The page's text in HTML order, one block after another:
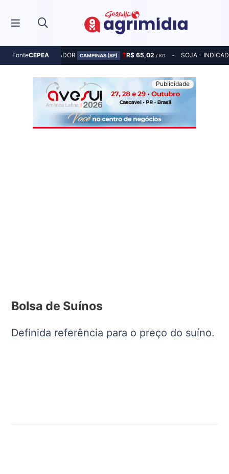
FonteCEPEA
MILHO - INDICADOR CAMPINAS (SP) R$ 65,02 / KG SOJA -
Bolsa de Suínos
Definida referência para o preço do suíno.